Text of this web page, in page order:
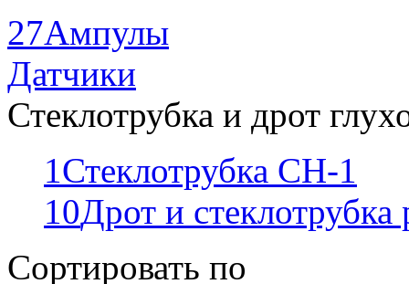
27Ампулы
Датчики
Стеклотрубка и дрот
1Стеклотрубка СН-1
10Дрот и
Сортировать по